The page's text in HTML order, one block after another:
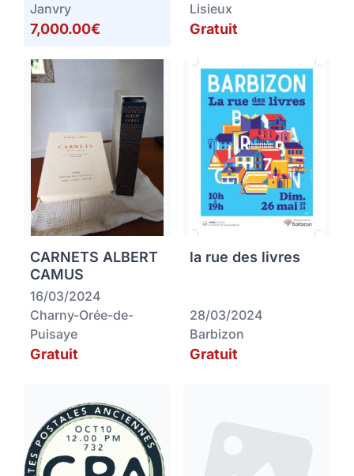
Janvry
7,000.00€
Lisieux
Gratuit
CARNETS ALBERT
CAMUS
16/03/2024
Charny-Orée-de-
Puisaye
Gratuit
la rue des livres
28/03/2024
Barbizon
Gratuit